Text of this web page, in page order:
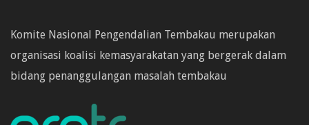
Komite Nasional Pengendalian Tembakau merupakan
organisasi koalisi kemasyarakatan yang bergerak dalam
bidang penanggulangan masalah tembakau